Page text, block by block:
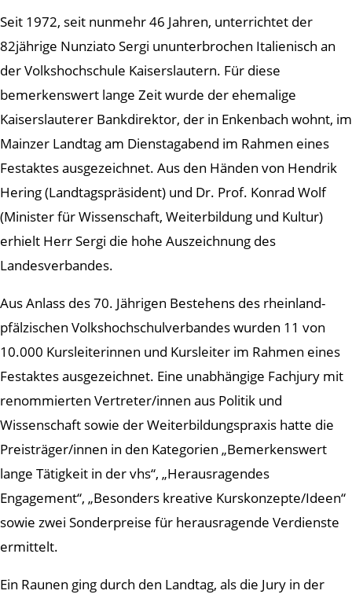
Seit 1972, seit nunmehr 46 Jahren, unterrichtet der
82jährige Nunziato Sergi ununterbrochen Italienisch an
der Volkshochschule Kaiserslautern. Für diese
bemerkenswert lange Zeit wurde der ehemalige
Kaiserslauterer Bankdirektor, der in Enkenbach wohnt, im
Mainzer Landtag am Dienstagabend im Rahmen eines
Festaktes ausgezeichnet. Aus den Händen von Hendrik
Hering (Landtagspräsident) und Dr. Prof. Konrad Wolf
(Minister für Wissenschaft, Weiterbildung und Kultur)
erhielt Herr Sergi die hohe Auszeichnung des
Landesverbandes.
Aus Anlass des 70. Jährigen Bestehens des rheinland-
pfälzischen Volkshochschulverbandes wurden 11 von
10.000 Kursleiterinnen und Kursleiter im Rahmen eines
Festaktes ausgezeichnet. Eine unabhängige Fachjury mit
renommierten Vertreter/innen aus Politik und
Wissenschaft sowie der Weiterbildungspraxis hatte die
Preisträger/innen in den Kategorien „Bemerkenswert
lange Tätigkeit in der vhs“, „Herausragendes
Engagement“, „Besonders kreative Kurskonzepte/Ideen“
sowie zwei Sonderpreise für herausragende Verdienste
ermittelt.
Ein Raunen ging durch den Landtag, als die Jury in der